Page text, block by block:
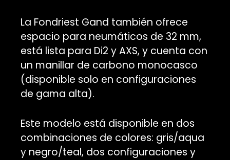
La Fondriest Gand también ofrece
espacio para neumáticos de 32 mm,
está lista para Di2 y AXS, y cuenta con
un manillar de carbono monocasco
(disponible solo en configuraciones
de gama alta).
Este modelo está disponible en dos
combinaciones de colores: gris/aqua
y negro/teal, dos configuraciones y